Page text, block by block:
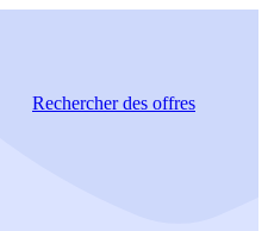
Rechercherdes offres